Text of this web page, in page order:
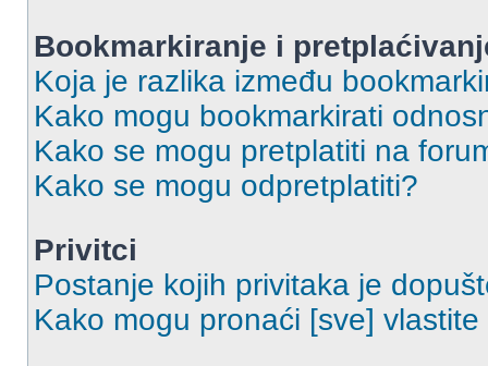
Bookmarkiranje i
Koja je razlika između
Kako mogu bookmarkirati
Kako se mogu pretplatiti na
Kako se mogu odpretplatiti?
Privitci
Postanje kojih privitaka je
Kako mogu pronaći [sve] vlastite